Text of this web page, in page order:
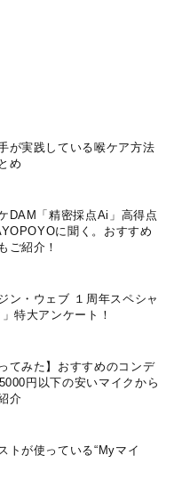
が実践している喉ケア⽅法
め
DAM「精密採点Ai」高得点
に聞く。おすすめ
ご紹介！
ン・ウェブ １周年スペシャ
特大アンケート！
てみた】おすすめのコンデ
円以下の安いマイクから
介
トが使っている“Myマイ